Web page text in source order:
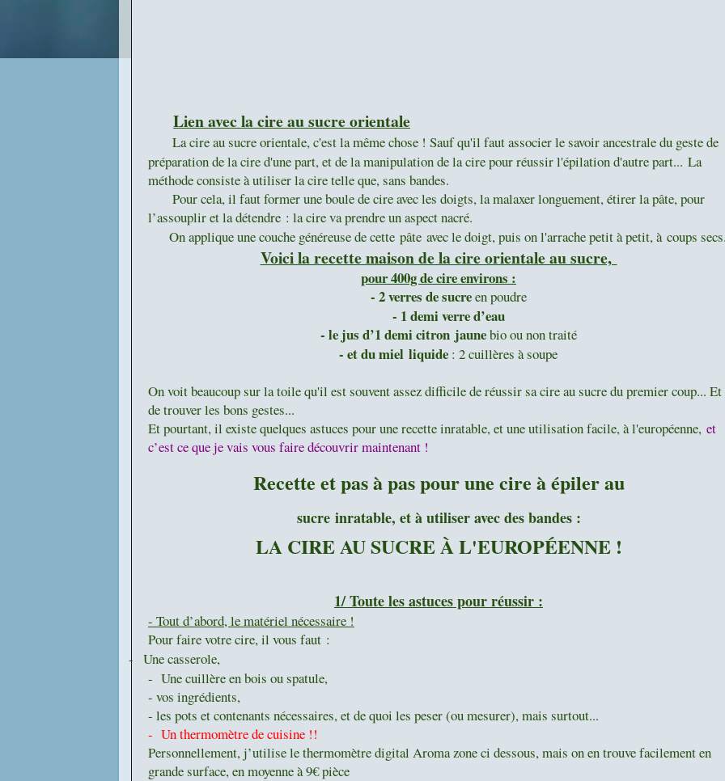
Lien avec la cire au sucre orientale
La cire au sucre orientale, c'est la même chose ! Sauf qu'il faut associer le savoir ancestrale du geste de
préparation de la cire d'une part, et de la manipulation de la cire pour réussir l'épilation d'autre part... La
méthode consiste à utiliser la cire telle que, sans bandes.
Pour cela, il faut former une boule de cire avec les doigts, la malaxer longuement, étirer la pâte, pour
l’assouplir et la détendre : la cire va prendre un aspect nacré.
On applique une couche généreuse de cette pâte avec le doigt, puis on l'arrache petit à petit, à coups
Voici la recette maison de la cire orientale au sucre,
pour 400g de cire environs :
- 2 verres de sucreen poudre
- 1 demi verre d’eau
- le jus d’1 demi citron jaunebio ou non traité
- et du miel liquide : 2 cuillères à soupe
On voit beaucoup sur la toile qu'il est souvent assez difficile de réussir sa cire au sucre du premier coup... Et
de trouver les bons gestes...
Et pourtant, il existe quelques astuces pour une recette inratable, et une utilisation facile, à l'européenne, et
c’est ce que je vais vous faire découvrir maintenant !
Recette et pas à pas pour une cire à épiler au
sucre inratable, et à utiliser avec des bandes :
LA CIRE AU SUCRE À L'EUROPÉENNE !
1/ Toute les astuces pour réussir :
- Tout d’abord, le matériel nécessaire !
Pour faire votre cire, il vous faut :
- Une casserole,
- Une cuillère en bois ou spatule,
- vos ingrédients,
- les pots et contenants nécessaires, et de quoi les peser (ou mesurer), mais surtout...
- Un thermomètre de cuisine !!
Personnellement, j’utilise le thermomètre digital Aroma zone ci dessous, mais on en trouve facilement en
grande surface, en moyenne à 9€ pièce